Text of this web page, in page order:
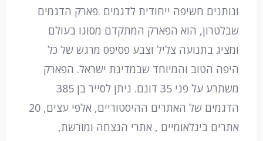
ונותנים חשיפה ייחודית לדגמים .פארק הדגמים
שבלטרון, הוא הפארק המתקדם מסוגו בעולם
ומציג בתנועה צליל וצבע פסיפס מרגש של כל
היפה הטוב והמיוחד שבמדינת ישראל. הפארק
משתרע על פני 35 דונם. ניתן לסייר בן 385
הדגמים של האתרים ההיסטוריים, אלפי עצים, 20
אתרים בינלאומיים , אתרי הנצחה ומורשת,